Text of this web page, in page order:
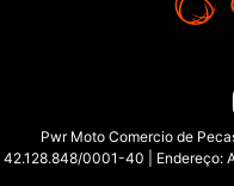
Pwr Moto Comercio de
42.128.848/0001-40 | Endereço: